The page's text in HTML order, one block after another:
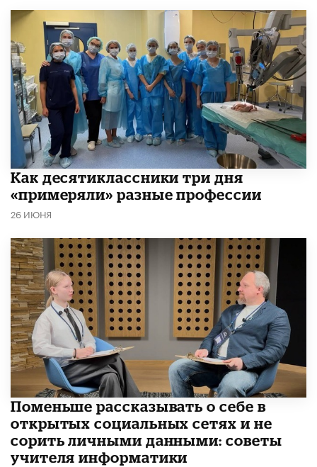
Как десятиклассники три дня
«примеряли» разные профессии
26 ИЮНЯ
Поменьше рассказывать о себе в
открытых социальных сетях и не
сорить личными данными: советы
учителя информатики